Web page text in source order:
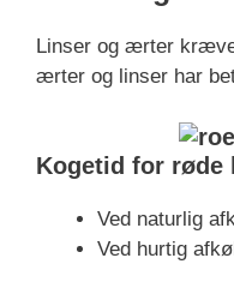
Linser og ærter
ærter og linser har
Kogetid for røde
Ved naturlig
Ved hurtig